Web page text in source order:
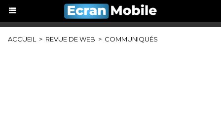
ACCUEIL > REVUE DE WEB > COMMUNIQUÉS